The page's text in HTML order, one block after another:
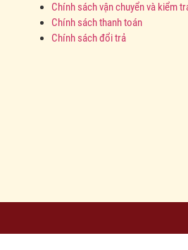
Chính sách vận chuyển và kiểm
Chính sách thanh toán
Chính sách đổi trả